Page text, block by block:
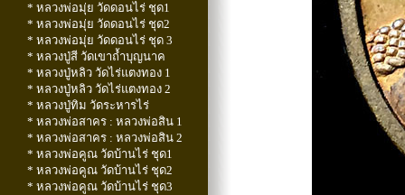
* หลวงพ่อมุ่ย วัดดอนไร่ ชุด1
* หลวงพ่อมุ่ย วัดดอนไร่ ชุด2
* หลวงพ่อมุ่ย วัดดอนไร่ ชุด 3
* หลวงปู่สี วัดเขาถ้ำบุญนาค
* หลวงปู่หลิว วัดไร่แตงทอง 1
* หลวงปู่หลิว วัดไร่แตงทอง 2
* หลวงปู่ทิม วัดระหารไร่
* หลวงพ่อสาคร : หลวงพ่อสิน 1
* หลวงพ่อสาคร : หลวงพ่อสิน 2
* หลวงพ่อคูณ วัดบ้านไร่ ชุด1
* หลวงพ่อคูณ วัดบ้านไร่ ชุด2
* หลวงพ่อคูณ วัดบ้านไร่ ชุด3